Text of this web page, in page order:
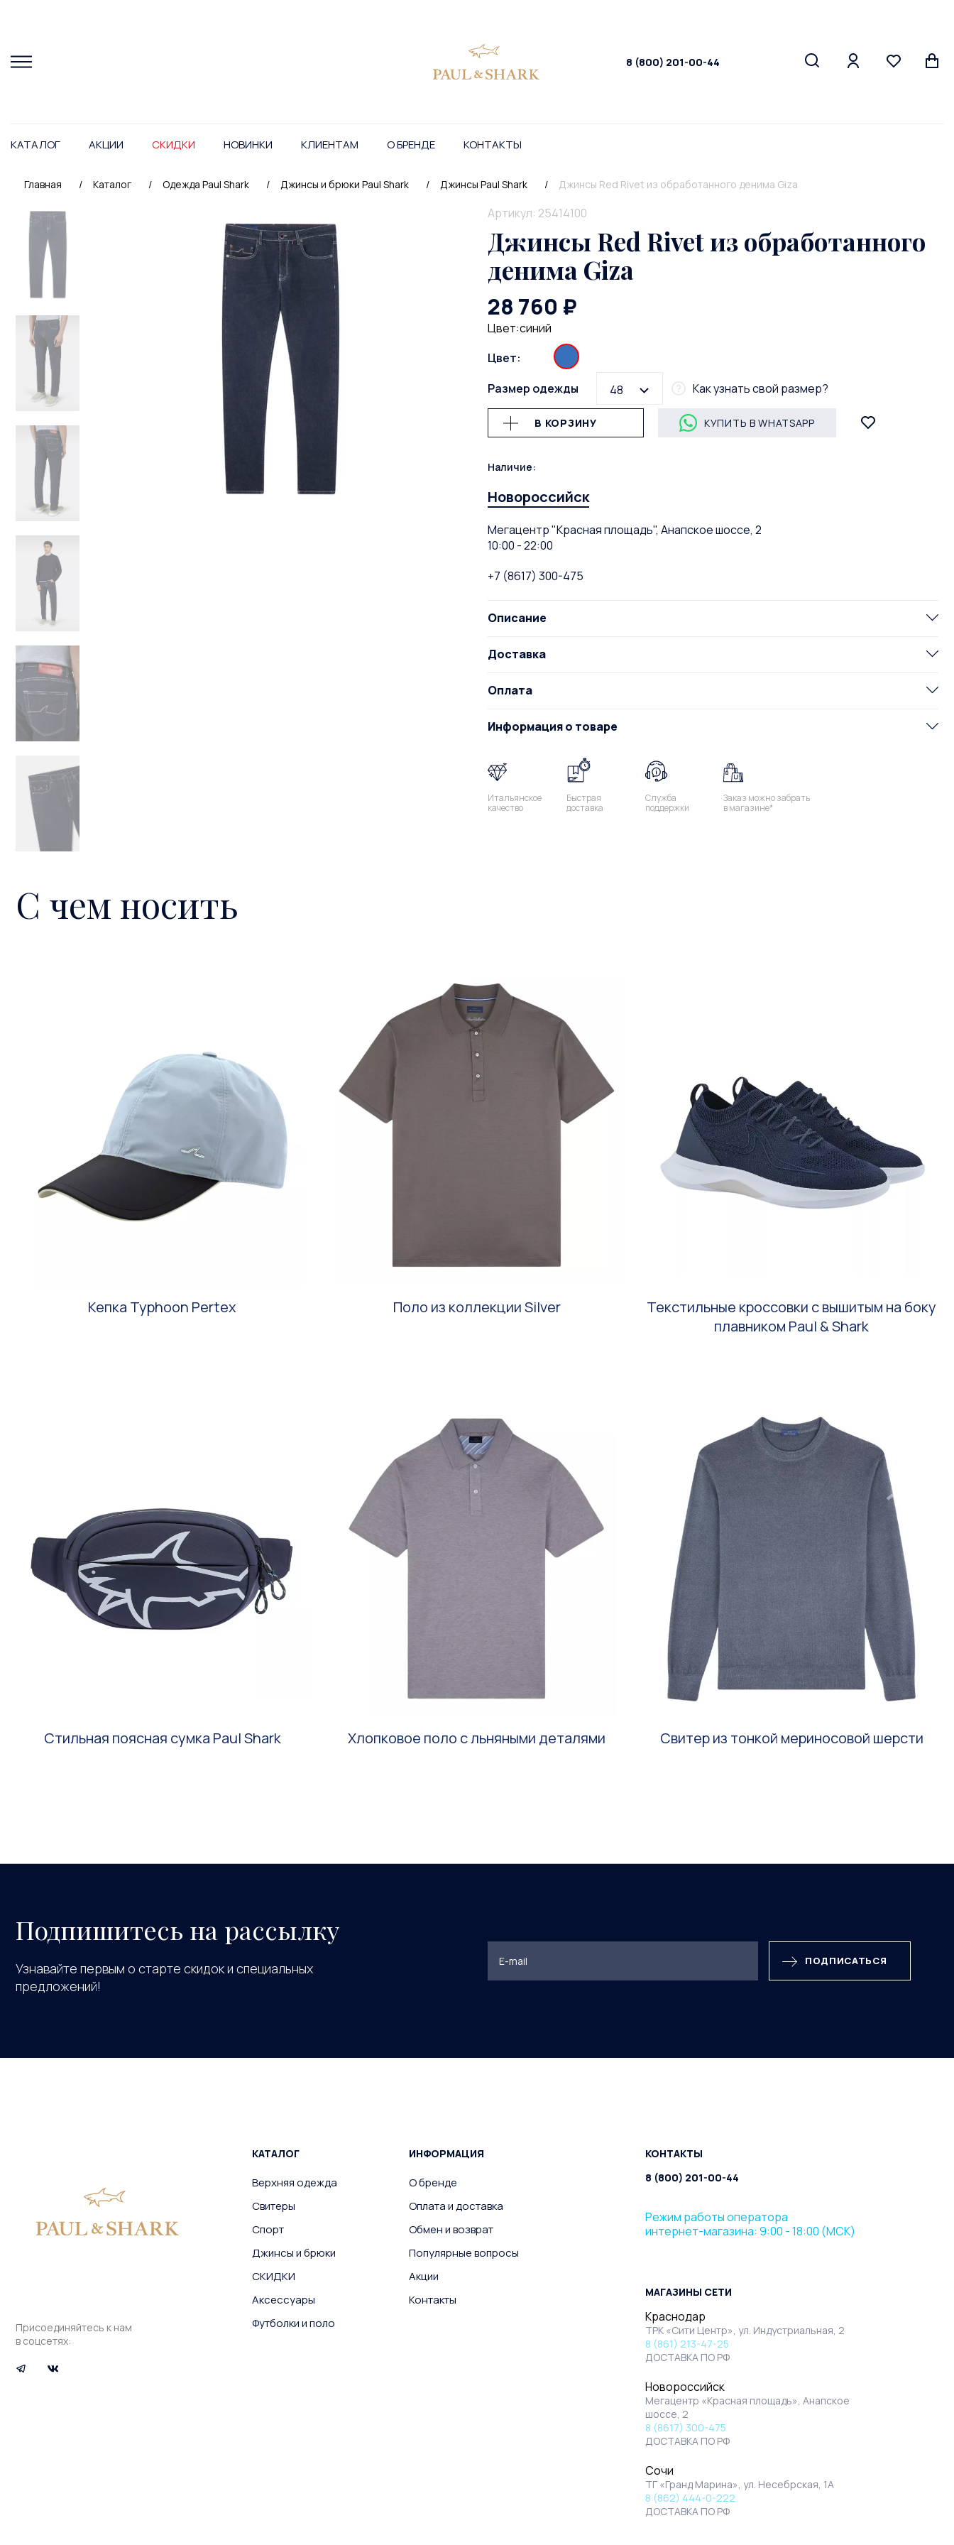
8 (800) 201-00-44
КАТАЛОГ АКЦИИ СКИДКИ НОВИНКИ КЛИЕНТАМ О БРЕНДЕ КОНТАКТЫ
Главная / Каталог / Одежда Paul Shark / Джинсы и брюки Paul Shark / Джинсы Paul Shark / Джинсы Red Rivet из обработанного денима Giza
Артикул: 25414100
Джинсы Red Rivet из обработанного
денима Giza
28 760 ₽
Цвет:синий
Цвет:
Размер одежды
48 Как узнать свой размер?
В КОРЗИНУ КУПИТЬ В WHATSAPP
Наличие:
Новороссийск
Мегацентр "Красная площадь", Анапское шоссе, 2
10:00 - 22:00
+7 (8617) 300-475
Описание
Доставка
Оплата
Информация о товаре
Итальянское
качество
Быстрая
доставка
Служба
поддержки
Заказ можно забрать
в магазине*
С чем носить
Кепка Typhoon Pertex Поло из коллекции Silver
Текстильные кроссовки с вышитым на боку
плавником Paul & Shark
Стильная поясная сумка Paul Shark Хлопковое поло с льняными деталями Свитер из тонкой мериносовой шерсти
Подпишитесь на рассылку
Узнавайте первым о старте скидок и специальных
предложений!
ПОДПИСАТЬСЯ
Присоединяйтесь к нам
в соцсетях:
КАТАЛОГ
Верхняя одежда
Свитеры
Спорт
Джинсы и брюки
СКИДКИ
Аксессуары
Футболки и поло
ИНФОРМАЦИЯ
О бренде
Оплата и доставка
Обмен и возврат
Популярные вопросы
Акции
Контакты
КОНТАКТЫ
8 (800) 201-00-44
Режим работы оператора
интернет-магазина: 9:00 - 18:00 (МСК)
МАГАЗИНЫ СЕТИ
Краснодар
ТРК «Сити Центр», ул. Индустриальная, 2
8 (861) 213-47-25
ДОСТАВКА ПО РФ
Новороссийск
Мегацентр «Красная площадь», Анапское
шоссе, 2
8 (8617) 300-475
ДОСТАВКА ПО РФ
Сочи
ТГ «Гранд Марина», ул. Несебрская, 1А
8 (862) 444-0-222
ДОСТАВКА ПО РФ